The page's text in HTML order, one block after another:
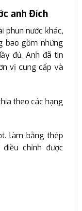
anh Đích
phun nước khác,
bao gồm những
đủ. Anh đã tin
vị cung cấp và
theo các hạng
làm bằng thép
chỉnh được